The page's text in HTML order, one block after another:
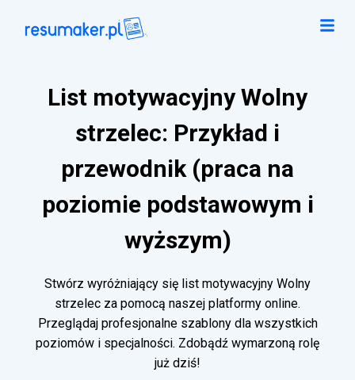
List motywacyjny Wolny
strzelec: Przykład i
przewodnik (praca na
poziomie podstawowym i
wyższym)
Stwórz wyróżniający się list motywacyjny Wolny
strzelec za pomocą naszej platformy online.
Przeglądaj profesjonalne szablony dla wszystkich
poziomów i specjalności. Zdobądź wymarzoną rolę
już dziś!